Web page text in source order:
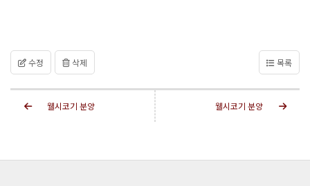
수정 삭제 목록
웰시코기 분양 웰시코기 분양